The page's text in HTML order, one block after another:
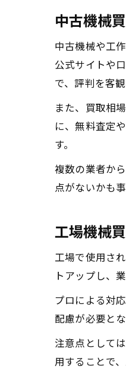
中古機械
中古機械や工
公式サイトや
で、評判を客
また、買取相
に、無料査定
す。
複数の業者か
点がないかも
工場機械
工場で使用さ
トアップし、
プロによる対
配慮が必要と
注意点として
用することで